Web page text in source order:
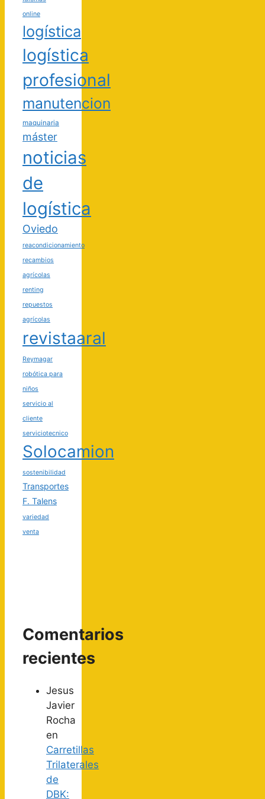
online
logística
logística
profesional
manutencion
maquinaria
máster
noticias
de
logística
Oviedo
reacondicionamiento
recambios
agrícolas
renting
repuestos
agrícolas
revistaaral
Reymagar
robótica para
niños
servicio al
cliente
serviciotecnico
Solocamion
sostenibilidad
Transportes
F. Talens
variedad
venta
Comentarios
recientes
Jesus
Javier
Rocha
en
Carretillas
Trilaterales
de
DBK: